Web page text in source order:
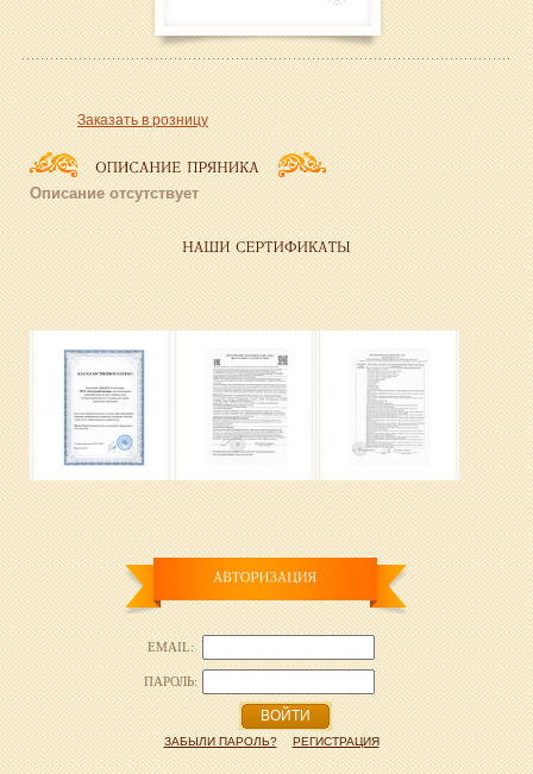
Заказать в розницу
Описание отсутствует
EMAIL:
ПАРОЛЬ:
ВОЙТИ
ЗАБЫЛИ ПАРОЛЬ? РЕГИСТРАЦИЯ